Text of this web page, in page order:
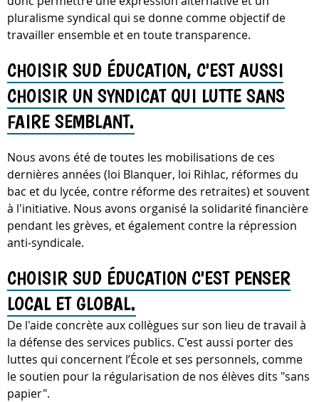
pluralisme syndical qui se donne comme objectif de
travailler ensemble et en toute transparence.
CHOISIR SUD ÉDUCATION, C'EST AUSSI
CHOISIR UN SYNDICAT QUI LUTTE SANS
FAIRE SEMBLANT.
Nous avons été de toutes les mobilisations de ces
dernières années (loi Blanquer, loi Rihlac, réformes du
bac et du lycée, contre réforme des retraites) et souvent
à l'initiative. Nous avons organisé la solidarité financière
pendant les grèves, et également contre la répression
anti-syndicale.
CHOISIR SUD ÉDUCATION C'EST PENSER
LOCAL ET GLOBAL.
De l'aide concrète aux collègues sur son lieu de travail à
la défense des services publics. C'est aussi porter des
luttes qui concernent l’École et ses personnels, comme
le soutien pour la régularisation de nos élèves dits "sans
papier".